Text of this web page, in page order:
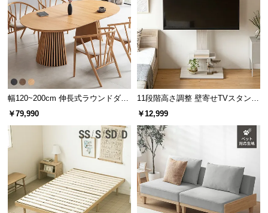
幅120~200cm 伸長式ラウンドダイ
ニングテーブル 6人掛け 天然木突
￥79,990
11段階高さ調整 壁寄せTVスタンド
キャスター付き 上下左右角度調節
￥12,999